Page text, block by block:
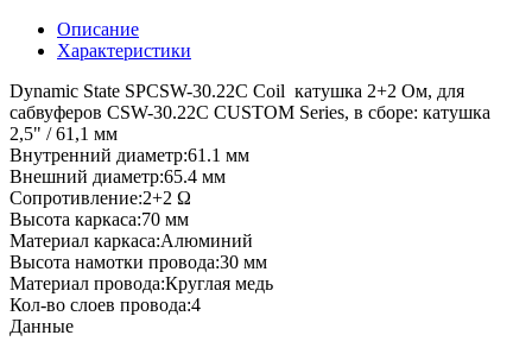
Описание
Характеристики
Dynamic State SPCSW-30.22C Coil катушка 2+2 Ом, для
сабвуферов CSW-30.22C CUSTOM Series, в сборе: катушка
2,5" / 61,1 мм
Внутренний диаметр:61.1 мм
Внешний диаметр:65.4 мм
Сопротивление:2+2 Ω
Высота каркаса:70 мм
Материал каркаса:Алюминий
Высота намотки провода:30 мм
Материал провода:Круглая медь
Кол-во слоев провода:4
Данные